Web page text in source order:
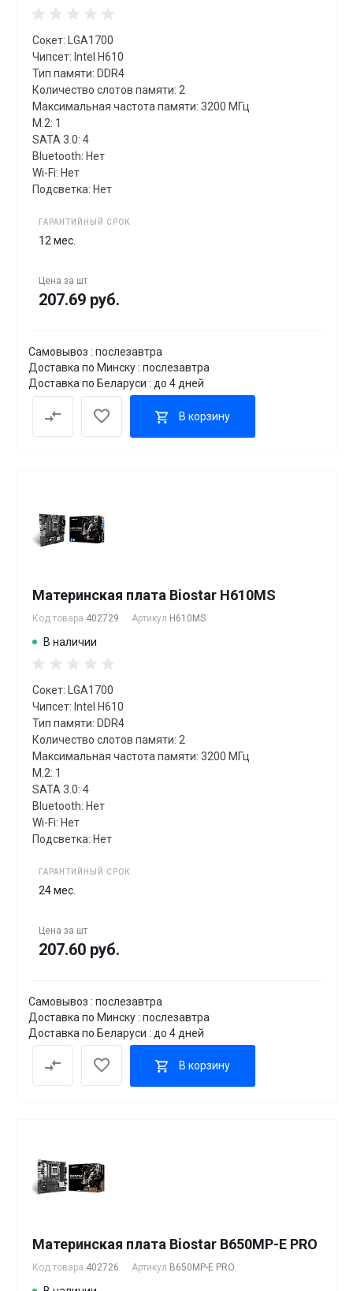
Сокет: LGA1700
Чипсет: Intel H610
Тип памяти: DDR4
Количество слотов памяти: 2
Максимальная частота памяти: 3200 МГц
M.2: 1
SATA 3.0: 4
Bluetooth: Нет
Wi-Fi: Нет
Подсветка: Нет
ГАРАНТИЙНЫЙ СРОК
12 мес.
Цена за шт
207.69 руб.
Самовывоз : послезавтра
Доставка по Минску : послезавтра
Доставка по Беларуси : до 4 дней
В корзину
Материнская плата Biostar H610MS
Код товара 402729 Артикул H610MS
В наличии
Сокет: LGA1700
Чипсет: Intel H610
Тип памяти: DDR4
Количество слотов памяти: 2
Максимальная частота памяти: 3200 МГц
M.2: 1
SATA 3.0: 4
Bluetooth: Нет
Wi-Fi: Нет
Подсветка: Нет
ГАРАНТИЙНЫЙ СРОК
24 мес.
Цена за шт
207.60 руб.
Самовывоз : послезавтра
Доставка по Минску : послезавтра
Доставка по Беларуси : до 4 дней
В корзину
Материнская плата Biostar B650MP-E PRO
Код товара 402726 Артикул B650MP-E PRO